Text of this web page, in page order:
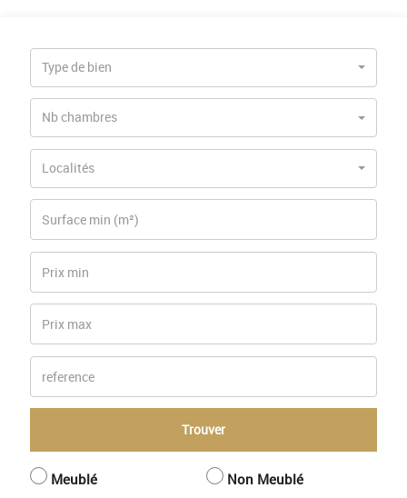
Type de bien
Nb-
chambres
Nb chambres
Délégation
Localités
Surface
min
prix
min
prix
max
Reference
Trouver
Meublé Non Meublé